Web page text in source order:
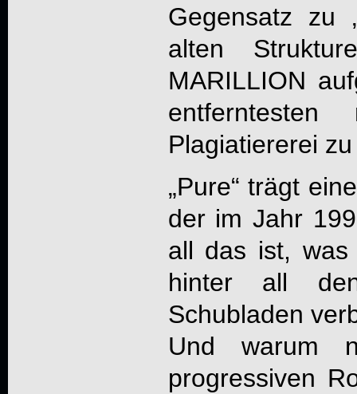
Gegensatz zu
alten
MARILLION
Plagiatiererei
„Pure“ trägt
der im Jahr
all das ist,
hinter all
Schubladen
Und warum
progressiven